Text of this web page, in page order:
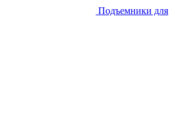
Подъемники для